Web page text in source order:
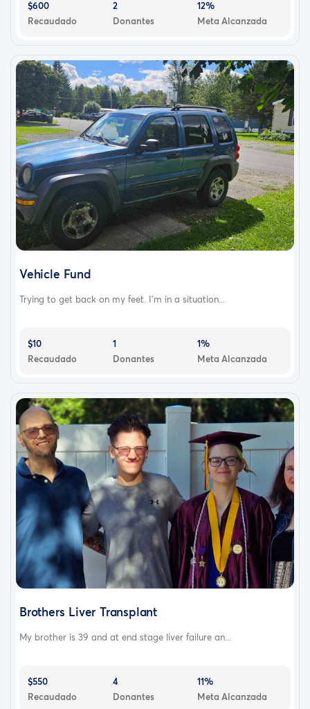
$600
Recaudado
2
Donantes
12%
Meta Alcanzada
Vehicle Fund
Trying to get back on my feet. I'm in a situation...
$10
Recaudado
1
Donantes
1%
Meta Alcanzada
Brothers Liver Transplant
My brother is 39 and at end stage liver failure an...
$550
Recaudado
4
Donantes
11%
Meta Alcanzada